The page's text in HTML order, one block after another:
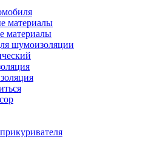
материалы
материалы
шумоизоляции